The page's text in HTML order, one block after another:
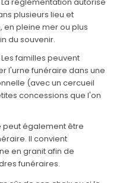
plusieurs lieu et
pleine mer ou plus
du souvenir.
Les familles peuvent
l'urne funéraire dans une
(avec un cercueil
concessions que l'on
peut également être
Il convient
en granit afin de
funéraires.